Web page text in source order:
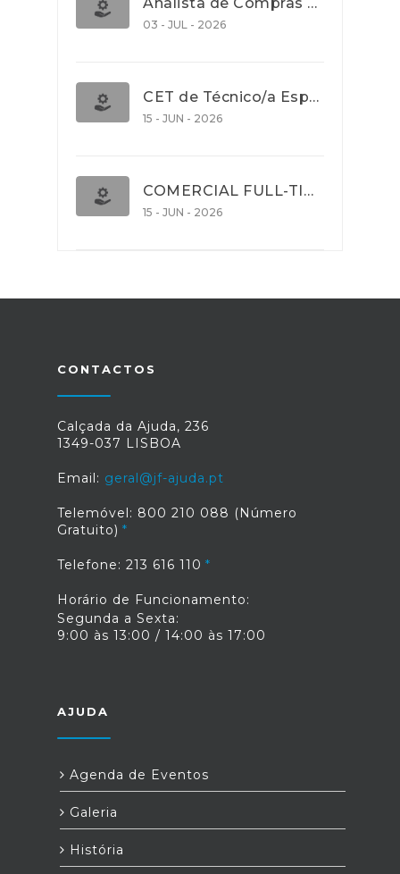
03 - JUL - 2026
CET de Técnico/a Especialista em Comércio Internacional (Nível 5)
15 - JUN - 2026
COMERCIAL FULL-TIME
15 - JUN - 2026
CONTACTOS
Calçada da Ajuda, 236
1349-037 LISBOA
Email: geral@jf-ajuda.pt
Telemóvel: 800 210 088 (Número
Gratuito)
Telefone: 213 616 110
Horário de Funcionamento:
Segunda a Sexta:
9:00 às 13:00 / 14:00 às 17:00
AJUDA
Agenda de Eventos
Galeria
História